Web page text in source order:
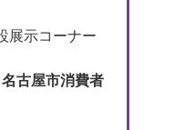
展示コーナー
古屋市消費者